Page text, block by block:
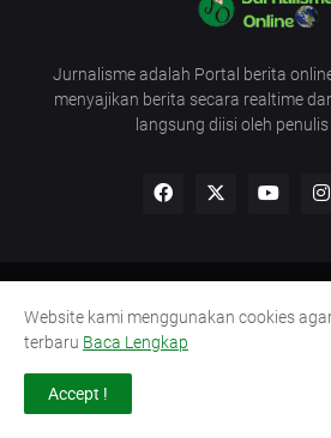
Jurnalisme adalah Portal berita
menyajikan berita secara realtime
langsung diisi oleh
Redaksi UU Pers Pedoman
Lowongan Wartawan
Website kami menggunakan cookies
terbaru Baca Lengkap
Accept !